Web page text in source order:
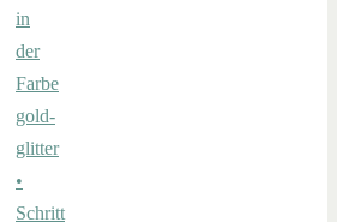
in
der
Farbe
gold-
glitter
•
Schritt